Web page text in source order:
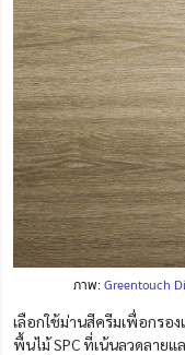
ภาพ:Greentouch
เลือกใช้ม่านสีครีมเพื่อกรอ
พื้นไม้ SPC ที่เน้นลวดลาย